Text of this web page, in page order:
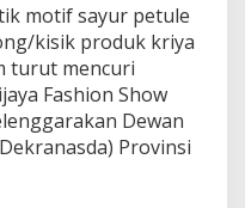
motif sayur petule
kisik produk kriya
turut mencuri
Fashion Show
Dewan
Provinsi